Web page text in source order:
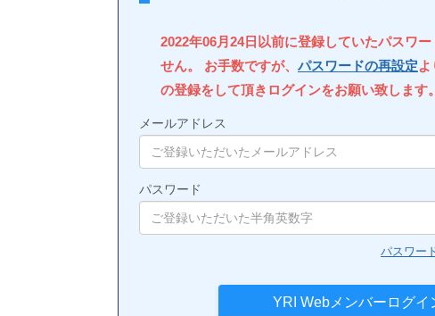
2022年06月24日以前に登録していたパスワ
せん。 お手数ですが、 パスワードの再設定
の登録をして頂きログインをお願い致します。
メールアドレス
パスワード
パスワー